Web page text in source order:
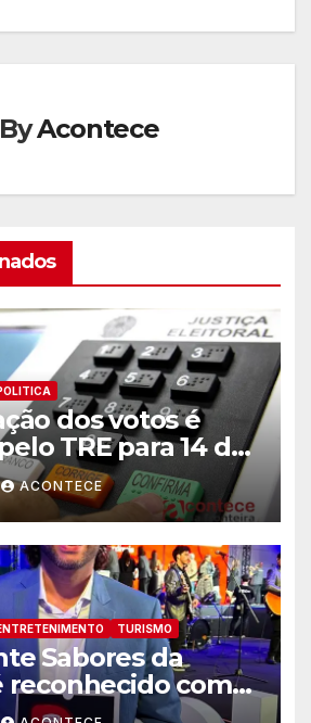
ByAcontece
dos votos é
TRE para 14 de
ACONTECE
TURISMO
Sabores da
reconhecido como
Imperdíveis